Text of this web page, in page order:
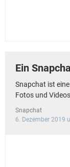
Ein
Snapchat ist
Fotos und
Snapchat
6. Dezember 2019